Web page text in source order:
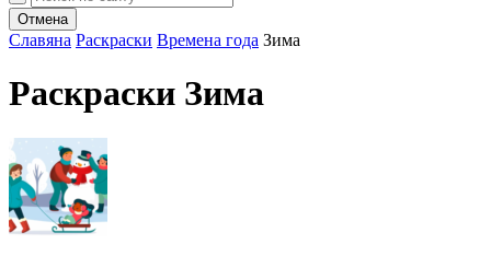
Отмена
Славяна Раскраски Времена года Зима
Раскраски Зима